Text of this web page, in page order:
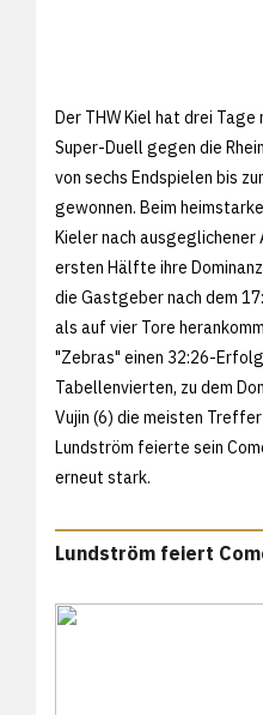
Der THW Kiel hat drei Tage
Super-Duell gegen die
von sechs Endspielen bis
gewonnen. Beim
Kieler nach
ersten Hälfte ihre
die Gastgeber nach dem
als auf vier Tore
"Zebras" einen 32:26-
Tabellenvierten, zu dem
Vujin (6) die meisten
Lundström feierte sein
erneut stark.
Lundström feiert